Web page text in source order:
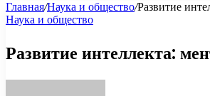
Главная/Наука и общество/Развитие
Наука и общество
Развитие интеллекта: